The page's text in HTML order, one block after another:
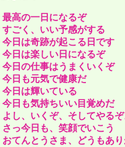
高の一日になるぞ
ごく、いい予感がする
日は奇跡が起こる日です
日は楽しい日になるぞ
日の仕事はうまくいくぞ
日も元気で健康だ
日は輝いている
日も気持ちいい目覚めだ
し、いくぞ、そしてやる
っ今日も、笑顔でいこう
てんとうさま、どうもあ